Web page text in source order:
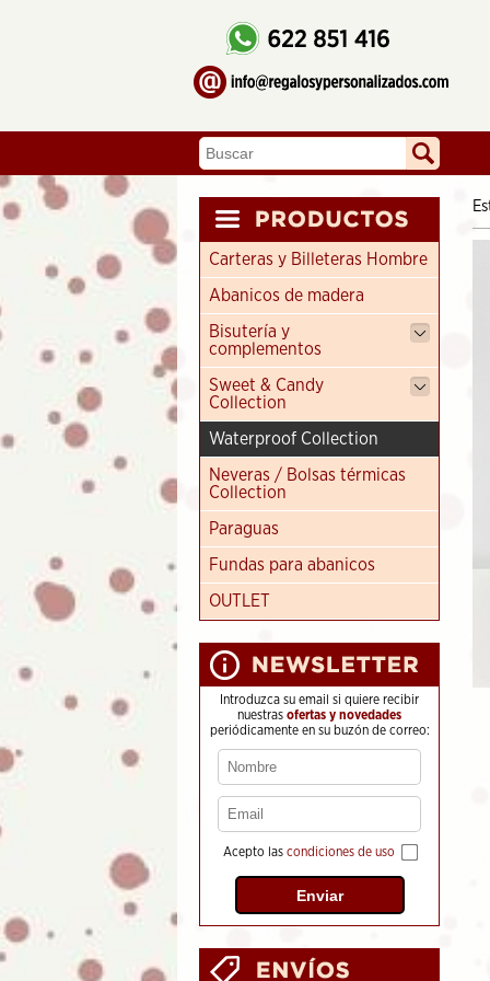
Carteras y Billeteras Hombre
Abanicos de madera
Bisutería y
complementos
Sweet & Candy
Collection
Waterproof Collection
Neveras / Bolsas térmicas
Collection
Paraguas
Fundas para abanicos
OUTLET
Introduzca su email si quiere recibir
nuestras ofertas y novedades
periódicamente en su buzón de correo:
Acepto las condiciones de uso